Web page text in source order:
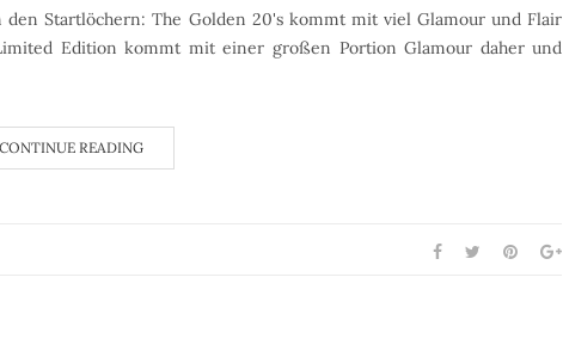
Startlöchern: The Golden 20's kommt mit viel Glamour und Flair
Edition kommt mit einer großen Portion Glamour daher und
CONTINUE READING